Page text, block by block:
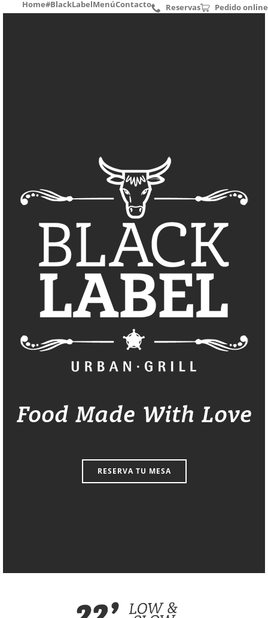
Home#BlackLabelMenúContacto Reservas Pedido online
Food Made With Love
RESERVA TU MESA